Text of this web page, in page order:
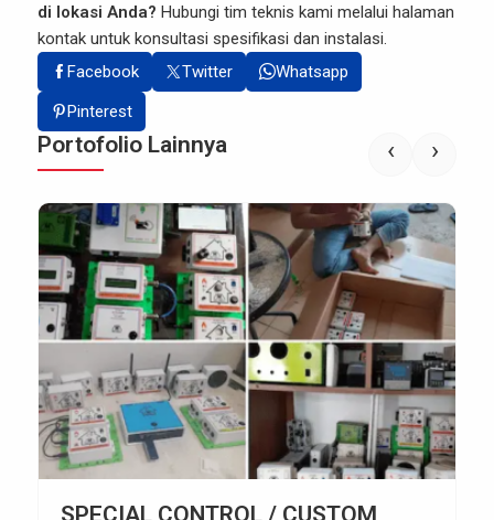
di lokasi Anda? Hubungi tim teknis kami melalui halaman
kontak untuk konsultasi spesifikasi dan instalasi.
Facebook
Twitter
Whatsapp
Pinterest
Portofolio Lainnya
SPECIAL CONTROL / CUSTOM
‹ ›